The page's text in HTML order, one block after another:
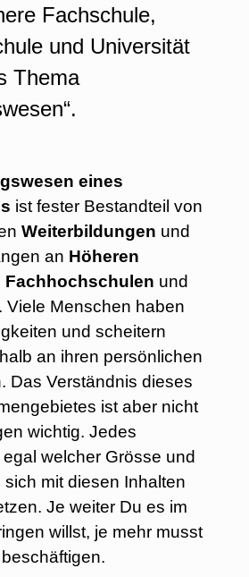
Fachschule,
und Universität
Thema
eines
ist fester Bestandteil von
Weiterbildungen und
an Höheren
Fachhochschulen und
. Viele Menschen haben
und scheitern
an ihren persönlichen
Das Verständnis dieses
ist aber nicht
wichtig. Jedes
welcher Grösse und
mit diesen Inhalten
Je weiter Du es im
willst, je mehr musst